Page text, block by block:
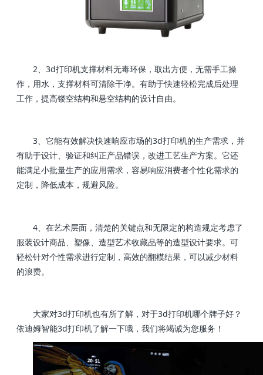
2、3d打印机支撑材料无毒环保，取出方便，无需手工操
作，用水，支撑材料可清除干净。有助于快速轻松完成后处理
工作，提高镂空结构和悬空结构的设计自由。
3、它能有效解决快速响应市场的3d打印机的生产需求，并
有助于设计、验证和纠正产品错误，改进工艺生产方案。它还
能满足小批量生产的应用需求，容易响应消费者个性化需求的
定制，降低成本，规避风险。
4、在艺术层面，清楚的关键点和无限定的构造规定考虑了
服装设计商品、塑像、造型艺术收藏品等的造型设计要求。可
轻松针对个性需求进行定制，高效的翻模结果，可以减少材料
的浪费。
大家对3d打印机也有所了解，对于3d打印机哪个牌子好？
依迪姆智能3d打印机了解一下哦，我们将竭诚为您服务！